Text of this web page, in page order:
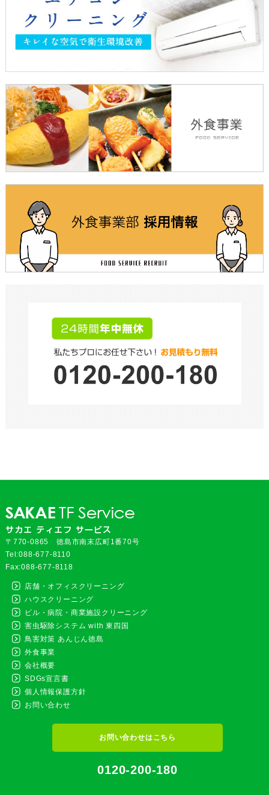
〒770-0865 徳島市南末広町1番70号
Tel:088-677-8110
Fax:088-677-8118
店舗・オフィスクリーニング
ハウスクリーニング
ビル・病院・商業施設クリーニング
害虫駆除システム with 東四国
鳥害対策 あんじん徳島
外食事業
会社概要
SDGs宣言書
個人情報保護方針
お問い合わせ
お問い合わせはこちら
0120-200-180